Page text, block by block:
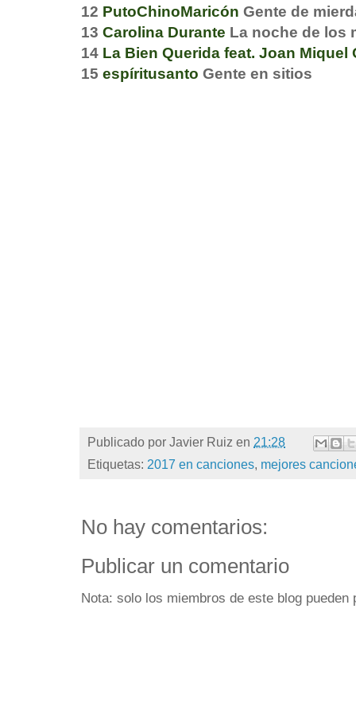
12 PutoChinoMaricón Gente de
13 Carolina Durante La noche de los
14 La Bien Querida feat. Joan Miquel
15 espíritusanto Gente en sitios
Publicado por Javier Ruiz en 21:28
Etiquetas: 2017 en canciones, mejores
No hay comentarios:
Publicar un comentario
Nota: solo los miembros de este blog pueden